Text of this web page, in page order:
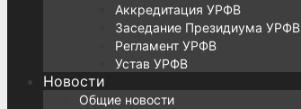
Аккредитация УРФВ
Заседание Президиума УРФВ
Регламент УРФВ
Устав УРФВ
Новости
Общие новости